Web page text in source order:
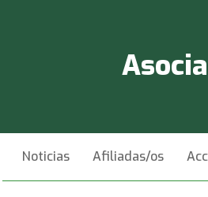
Noticias Afiliadas/os